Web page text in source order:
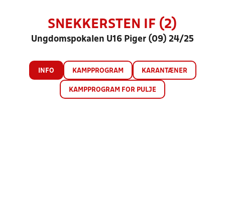
SNEKKERSTEN IF (2)
Ungdomspokalen U16 Piger (09) 24/25
INFO KAMPPROGRAM KARANTÆNER
KAMPPROGRAM FOR PULJE